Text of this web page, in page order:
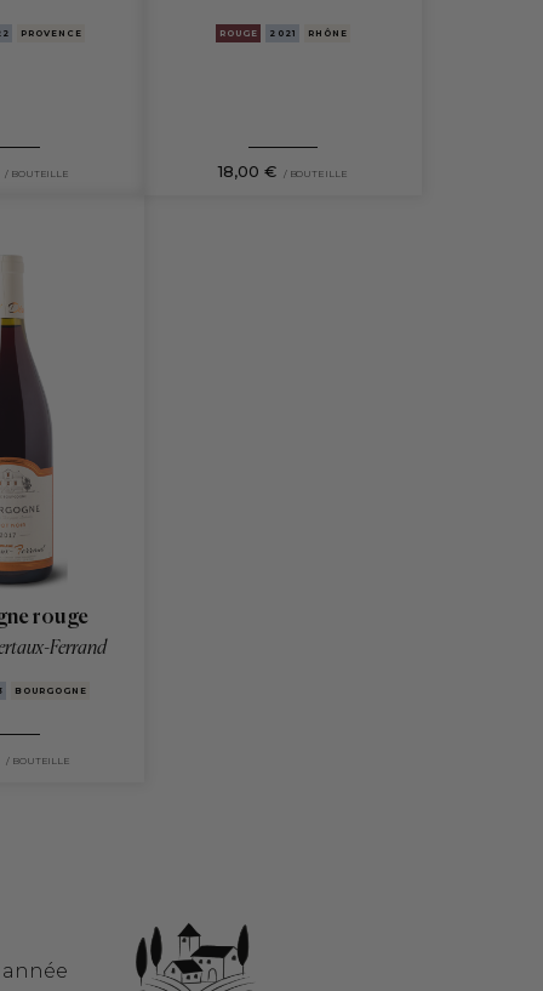
PROVENCE
/ BOUTEILLE
ROUGE 2021 RHÔNE
18,00 € / BOUTEILLE
rouge
Ferrand
BOURGOGNE
/ BOUTEILLE